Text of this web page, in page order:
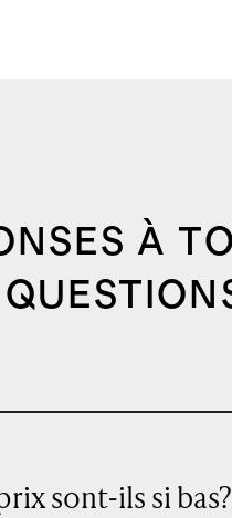
À
sont-ils si bas?